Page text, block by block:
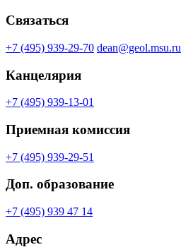
Связаться
+7 (495) 939-29-70 dean@geol.msu.ru
Канцелярия
+7 (495) 939-13-01
Приемная комиссия
+7 (495) 939-29-51
Доп. образование
+7 (495) 939 47 14
Адрес